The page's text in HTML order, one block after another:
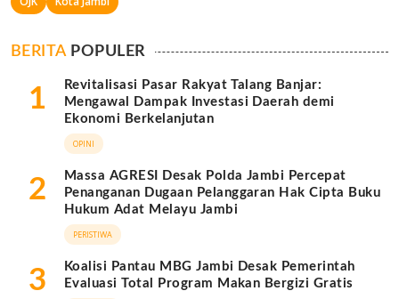
BERITAPOPULER
1
Revitalisasi Pasar Rakyat Talang Banjar:
Mengawal Dampak Investasi Daerah demi
Ekonomi Berkelanjutan
OPINI
2
Massa AGRESI Desak Polda Jambi Percepat
Penanganan Dugaan Pelanggaran Hak Cipta Buku
Hukum Adat Melayu Jambi
PERISTIWA
3
Koalisi Pantau MBG Jambi Desak Pemerintah
Evaluasi Total Program Makan Bergizi Gratis